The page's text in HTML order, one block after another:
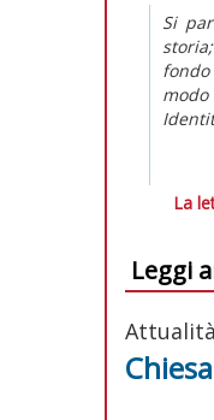
Si
La
Leggi